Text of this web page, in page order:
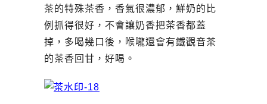
茶的特殊茶香，香氣很濃郁，鮮奶的比
例抓得很好，不會讓奶香把茶香都蓋
掉，多喝幾口後，喉嚨還會有鐵觀音茶
的茶香回甘，好喝。